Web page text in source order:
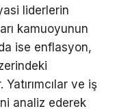
liderlerin
kamuoyunun
ise enflasyon,
ve iş
analiz ederek